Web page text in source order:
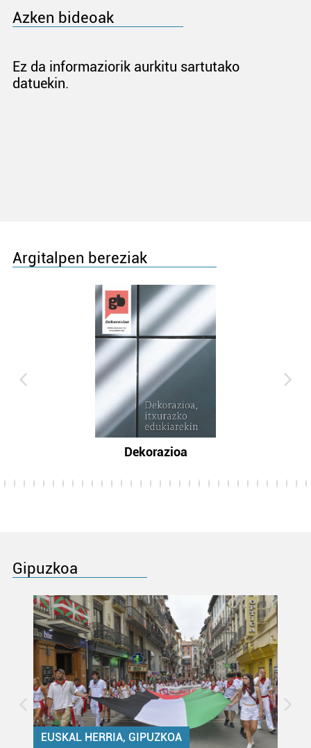
Azken bideoak
Ez da informaziorik aurkitu sartutako
datuekin.
Argitalpen bereziak
Dekorazioa
Gipuzkoa
EUSKAL HERRIA, GIPUZKOA